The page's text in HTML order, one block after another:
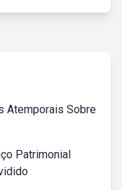
Atemporais Sobre
Patrimonial